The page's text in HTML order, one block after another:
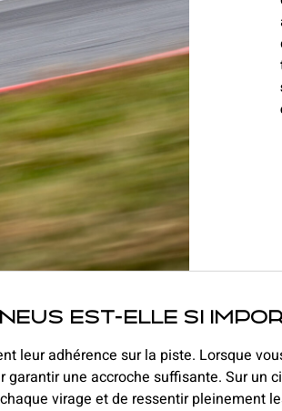
est-elle si
leur adhérence sur la piste. Lorsque
une accroche suffisante. Sur un
virage et de ressentir pleinement